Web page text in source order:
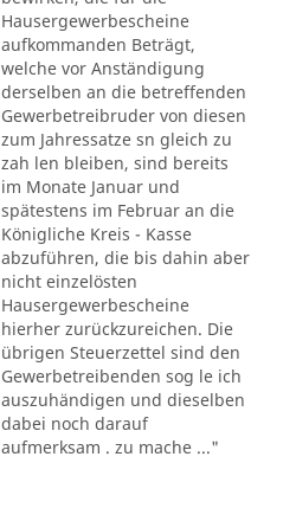
Hausergewerbescheine
aufkommanden Beträgt,
welche vor Anständigung
derselben an die betreffenden
Gewerbetreibruder von diesen
zum Jahressatze sn gleich zu
zah len bleiben, sind bereits
im Monate Januar und
spätestens im Februar an die
Königliche Kreis - Kasse
abzuführen, die bis dahin aber
nicht einzelösten
Hausergewerbescheine
hierher zurückzureichen. Die
übrigen Steuerzettel sind den
Gewerbetreibenden sog le ich
auszuhändigen und dieselben
dabei noch darauf
aufmerksam . zu mache ..."